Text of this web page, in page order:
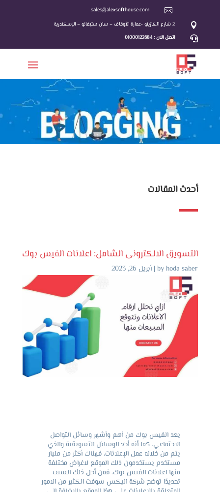

sales@alexsofthouse.com
 2 شارع الكازينو -عمارة الأوقاف – سان ستيفانو – الإسكندرية
 اتصل الآن : 01000122684
أحدث المقالات
التسويق الالكترونى الشامل: اعلانات الفيس بوك
byhoda saber
| أبريل 26, 2023
يعد الفيس بوك من أهم وأشهر وسائل التواصل
الاجتماعي، كما أنه أحد الوسائل التسويقية والذي
يتم من خلاله عمل الإعلانات، فهناك أكثر من مليار
مستخدم يستخدمون ذلك الموقع لاغراض مختلفة
منها اعلانات الفيس بوك، فمن أجل ذلك السبب
تحديدًا توضح شركة اليكس سوفت الكثير من الامور